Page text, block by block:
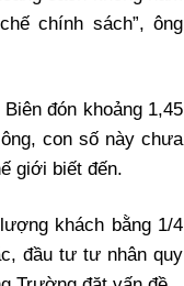
chính sách”, ông
đón khoảng 1,45
con số này chưa
giới biết đến.
khách bằng 1/4
đầu tư tư nhân quy